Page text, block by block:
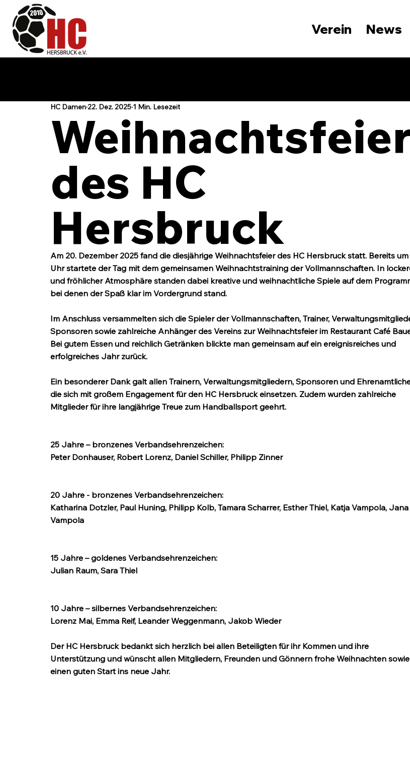
Verein News
Weihnachtsfeier
des HC
Hersbruck
HC Damen22. Dez. 2025 1 Min. Lesezeit
Am 20. Dezember 2025 fand die diesjährige Weihnachtsfeier des HC Hersbruck statt. Bereits um
Uhr startete der Tag mit dem gemeinsamen Weihnachtstraining der Vollmannschaften. In
und fröhlicher Atmosphäre standen dabei kreative und weihnachtliche Spiele auf dem
bei denen der Spaß klar im Vordergrund stand.
Im Anschluss versammelten sich die Spieler der Vollmannschaften, Trainer,
Sponsoren sowie zahlreiche Anhänger des Vereins zur Weihnachtsfeier im Restaurant Café
Bei gutem Essen und reichlich Getränken blickte man gemeinsam auf ein ereignisreiches und
erfolgreiches Jahr zurück.
Ein besonderer Dank galt allen Trainern, Verwaltungsmitgliedern, Sponsoren und
die sich mit großem Engagement für den HC Hersbruck einsetzen. Zudem wurden zahlreiche
Mitglieder für ihre langjährige Treue zum Handballsport geehrt.
25 Jahre – bronzenes Verbandsehrenzeichen:
Peter Donhauser, Robert Lorenz, Daniel Schiller, Philipp Zinner
20 Jahre - bronzenes Verbandsehrenzeichen:
Katharina Dotzler, Paul Huning, Philipp Kolb, Tamara Scharrer, Esther Thiel, Katja Vampola, Jana
Vampola
15 Jahre – goldenes Verbandsehrenzeichen:
Julian Raum, Sara Thiel
10 Jahre – silbernes Verbandsehrenzeichen:
Lorenz Mai, Emma Reif, Leander Weggenmann, Jakob Wieder
Der HC Hersbruck bedankt sich herzlich bei allen Beteiligten für ihr Kommen und ihre
Unterstützung und wünscht allen Mitgliedern, Freunden und Gönnern frohe Weihnachten sowie
einen guten Start ins neue Jahr.